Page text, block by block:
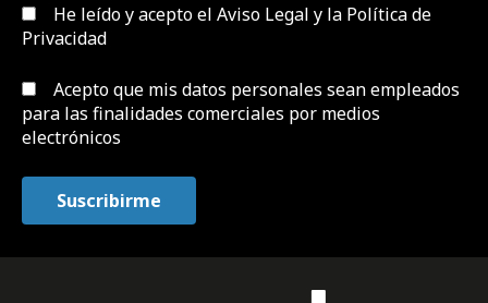
He leído y acepto el Aviso Legal y la Política de
Privacidad
Acepto que mis datos personales sean empleados
para las finalidades comerciales por medios
electrónicos